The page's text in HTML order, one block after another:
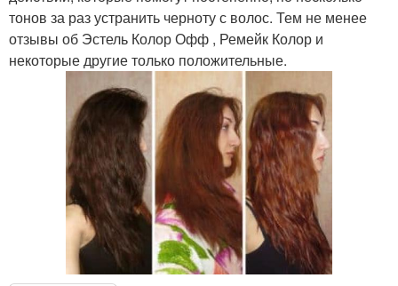
тонов за раз устранить черноту с волос. Тем не менее
отзывы об Эстель Колор Офф , Ремейк Колор и
некоторые другие только положительные.